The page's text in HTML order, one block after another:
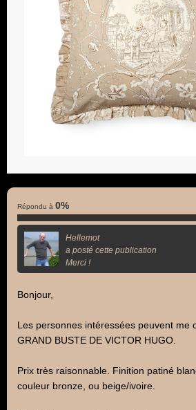
Répondu à 0%
Hellemot
a posté cette publication
Merci !
Bonjour,
Les personnes intéressées peuvent me
GRAND BUSTE DE VICTOR HUGO.
Prix très raisonnable. Finition patiné
couleur bronze, ou beige/ivoire.